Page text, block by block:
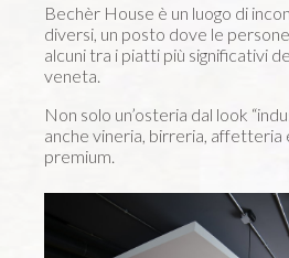
Bechèr House è un luogo di
diversi, un posto dove le
alcuni tra i piatti più significativi
veneta.
Non solo un’osteria dal look
anche vineria, birreria, affetteria
premium.